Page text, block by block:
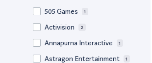
505 Games 1
Activision 2
Annapurna Interactive 1
Astragon Entertainment 1